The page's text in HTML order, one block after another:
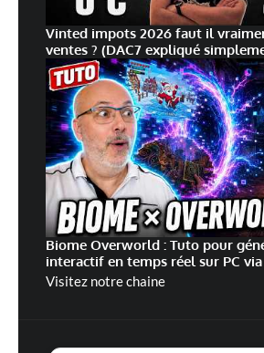
Vinted impots 2026 faut il
ventes ? (DAC7 expliqué
Biome Overworld : Tuto pour
interactif en temps réel sur PC
Visitez notre chaine